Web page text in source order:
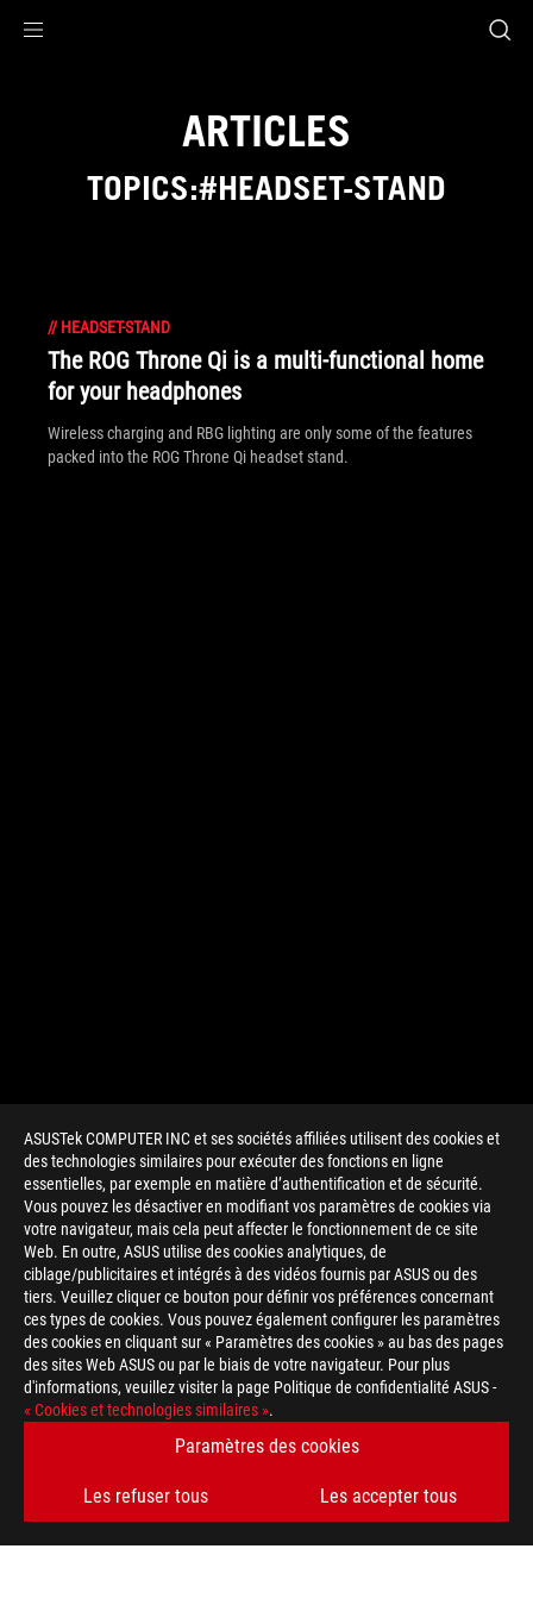
ASUSTek COMPUTER INC et ses sociétés affiliées utilisent des cookies et
des technologies similaires pour exécuter des fonctions en ligne
essentielles, par exemple en matière d’authentification et de sécurité.
Vous pouvez les désactiver en modifiant vos paramètres de cookies via
votre navigateur, mais cela peut affecter le fonctionnement de ce site
Web. En outre, ASUS utilise des cookies analytiques, de
ciblage/publicitaires et intégrés à des vidéos fournis par ASUS ou des
tiers. Veuillez cliquer ce bouton pour définir vos préférences concernant
ces types de cookies. Vous pouvez également configurer les paramètres
des cookies en cliquant sur « Paramètres des cookies » au bas des pages
des sites Web ASUS ou par le biais de votre navigateur. Pour plus
d'informations, veuillez visiter la page Politique de confidentialité ASUS -
« Cookies et technologies similaires ».
Paramètres des cookies
Les refuser tous Les accepter tous
ARTICLES
TOPICS:#HEADSET-STAND
// HEADSET-STAND
The ROG Throne Qi is a multi-functional home
for your headphones
Wireless charging and RBG lighting are only some of the features
packed into the ROG Throne Qi headset stand.
> GAMING HEADSET STAND
OBTENEZ LES DERNIÈRES OFFRES ET PLUS ENCORE